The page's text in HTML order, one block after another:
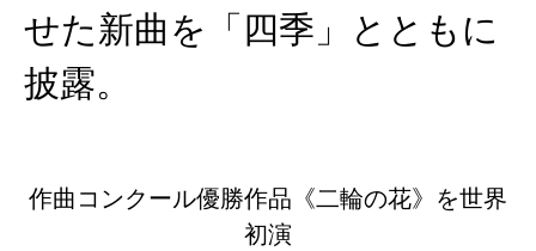
せた新曲を「四季」とともに
披露。
作曲コンクール優勝作品《二輪の花》を世界
初演